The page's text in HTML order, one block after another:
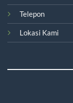
Telepon
Lokasi Kami